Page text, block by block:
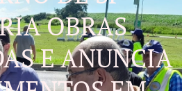
OBRAS
E ANUNCIA